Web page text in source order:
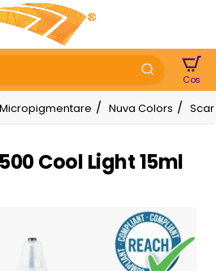
Cool Light 15ml
Micropigmentare Nuva Colors